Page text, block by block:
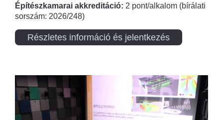
Építészkamarai akkreditáció: 2 pont/alkalom (bírálati
sorszám: 2026/248)
Részletes információ és jelentkezés